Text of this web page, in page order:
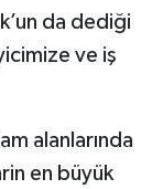
da dediği
ve iş
alanlarında
en büyük